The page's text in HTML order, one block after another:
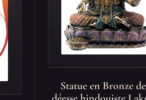
Statue en Bronze